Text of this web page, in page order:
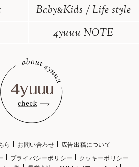
Baby&Kids / Life style
4yuuu NOTE
ら お問い合わせ
広告出稿について
プライバシーポリシー
クッキーポリシー